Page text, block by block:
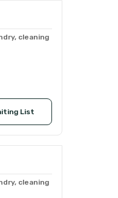
cleaning
List
cleaning